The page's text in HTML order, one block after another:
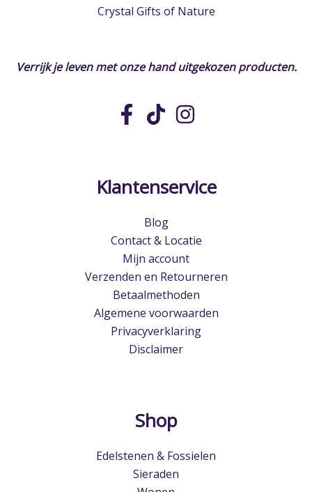
Crystal Gifts of Nature
Verrijk je leven met onze hand uitgekozenproducten.
Klantenservice
Blog
Contact & Locatie
Mijn account
Verzenden en Retourneren
Betaalmethoden
Algemene voorwaarden
Privacyverklaring
Disclaimer
Shop
Edelstenen & Fossielen
Sieraden